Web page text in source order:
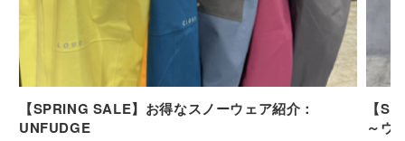
【SPRING SALE】お得なスノーウェア紹介：
UNFUDGE
【
～ウ